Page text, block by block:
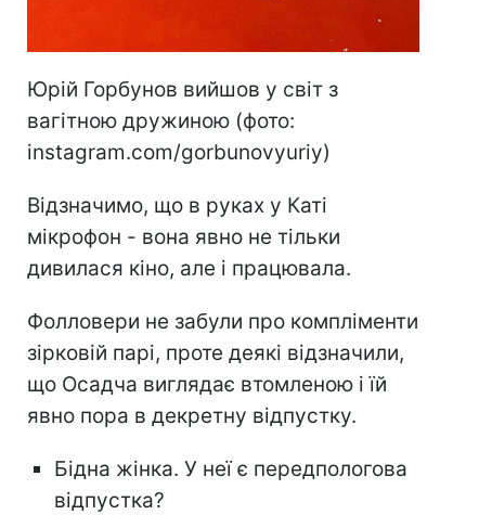
Юрій Горбунов вийшов у світ з
вагітною дружиною (фото:
instagram.com/gorbunovyuriy)
Відзначимо, що в руках у Каті
мікрофон - вона явно не тільки
дивилася кіно, але і працювала.
Фолловери не забули про компліменти
зірковій парі, проте деякі відзначили,
що Осадча виглядає втомленою і їй
явно пора в декретну відпустку.
Бідна жінка. У неї є передпологова
відпустка?